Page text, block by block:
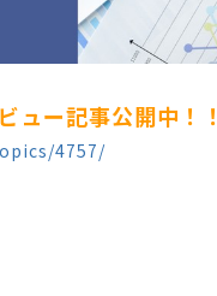
ュー記事公開中！！
4757/